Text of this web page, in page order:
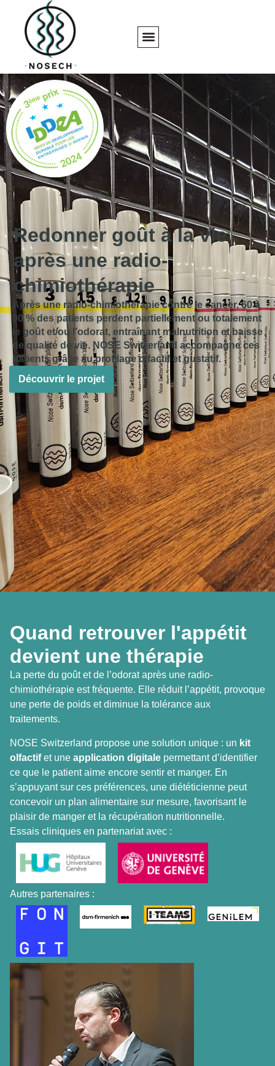
Redonner goût à la vie
après une radio-
chimiothérapie
Après une radio-chimiothérapie contre le cancer, 60 à
90 % des patients perdent partiellement ou totalement
le goût et/ou l’odorat, entraînant malnutrition et baisse
de qualité de vie. NOSE Switzerland accompagne ces
patients grâce au profilage olfactif et gustatif.
Découvrir le projet
Quand retrouver l'appétit
devient une thérapie
La perte du goût et de l’odorat après une radio-
chimiothérapie est fréquente. Elle réduit l’appétit, provoque
une perte de poids et diminue la tolérance aux
traitements.
NOSE Switzerland propose une solution unique : un kit
olfactifet une application digitale permettant d’identifier
ce que le patient aime encore sentir et manger. En
s’appuyant sur ces préférences, une diététicienne peut
concevoir un plan alimentaire sur mesure, favorisant le
plaisir de manger et la récupération nutritionnelle.
Essais cliniques en partenariat avec :
Autres partenaires :